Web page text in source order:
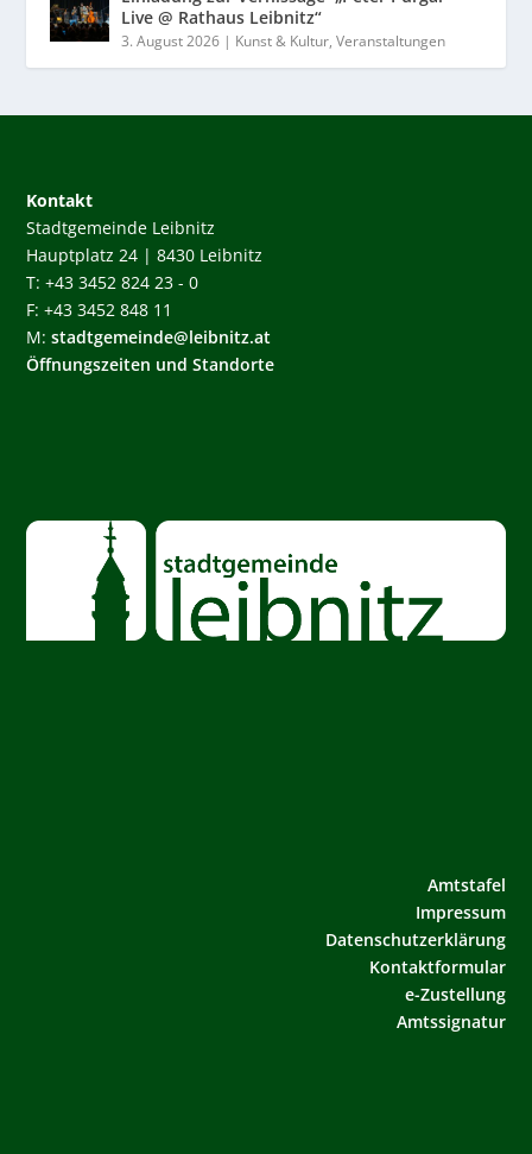
Live @ Rathaus Leibnitz“
3. August 2026 | Kunst & Kultur,Veranstaltungen
Kontakt
Stadtgemeinde Leibnitz
Hauptplatz 24 | 8430 Leibnitz
T: +43 3452 824 23 - 0
F: +43 3452 848 11
M:stadtgemeinde@leibnitz.at
Öffnungszeiten und Standorte
Amtstafel
Impressum
Datenschutzerklärung
Kontaktformular
e-Zustellung
Amtssignatur